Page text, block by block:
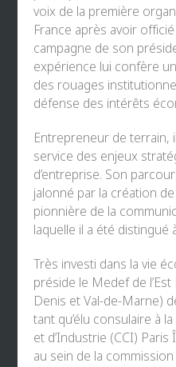
voix de la première
France après avoir
campagne de son
expérience lui confère
des rouages
défense des intérêts
Entrepreneur de terrain,
service des enjeux
d’entreprise. Son
jalonné par la création de
pionnière de la
laquelle il a été distingué
Très investi dans la vie
préside le Medef de
Denis et Val-de-Marne)
tant qu’élu consulaire à
et d’Industrie (CCI)
au sein de la